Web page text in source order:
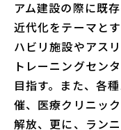
アム建設の際に既
近代化をテーマと
ハビリ施設やアス
トレーニングセン
目指す。また、各
催、医療クリニッ
解放、更に、ラン